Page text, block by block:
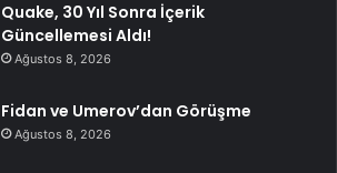
Quake, 30 Yıl Sonra İçerik
Güncellemesi Aldı!
Ağustos 8, 2026
Fidan ve Umerov’dan Görüşme
Ağustos 8, 2026